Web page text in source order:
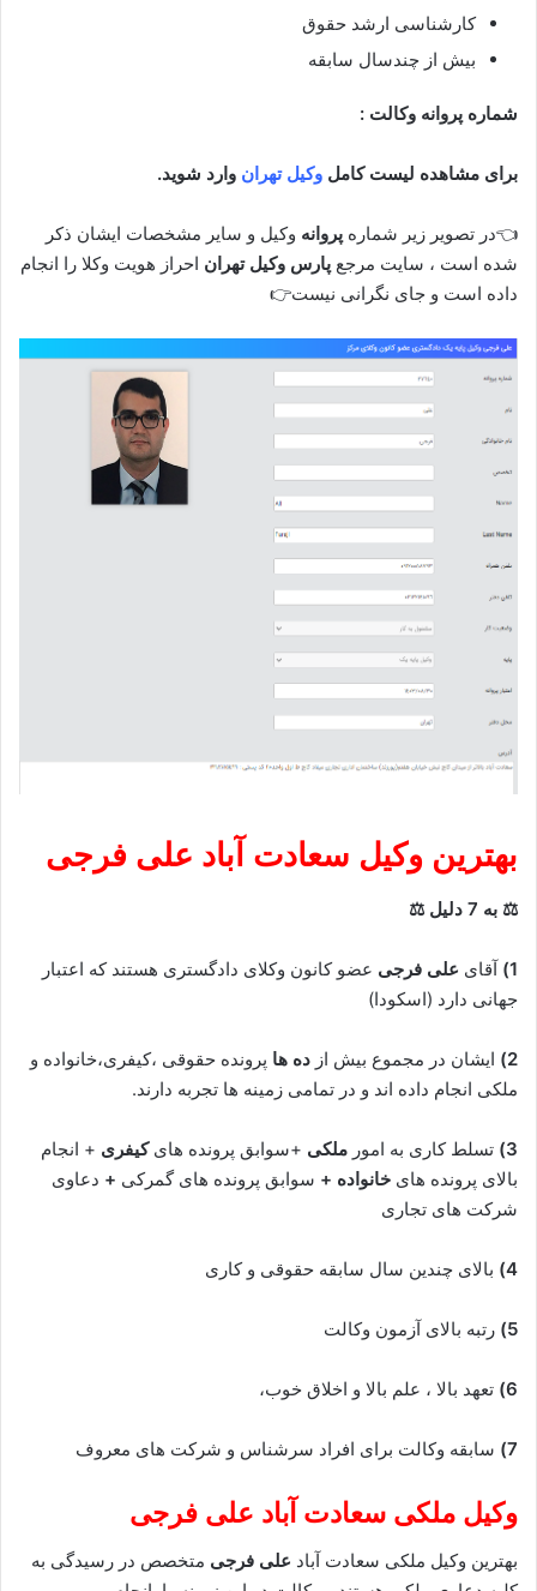
کارشناسی ارشد حقوق
بیش از چندسال سابقه
شماره پروانه وکالت :
برای مشاهده لیست کامل وکیل تهران وارد شوید.
👈در تصویر زیر شماره پروانه وکیل و سایر مشخصات ایشان ذکر
شده است ، سایت مرجع پارس وکیل تهران احراز هویت وکلا را انجام
داده است و جای نگرانی نیست👉
بهترین وکیل سعادت آباد علی فرجی
⚖ به 7 دلیل ⚖
1) آقای علی فرجی عضو کانون وکلای دادگستری هستند که اعتبار
جهانی دارد (اسکودا)
2) ایشان در مجموع بیش از ده ها پرونده حقوقی ،کیفری،خانواده و
ملکی انجام داده اند و در تمامی زمینه ها تجربه دارند.
3) تسلط کاری به امور ملکی +سوابق پرونده هایکیفری + انجام
بالای پرونده های خانواده + سوابق پرونده های گمرکی + دعاوی
شرکت های تجاری
4) بالای چندین سال سابقه حقوقی و کاری
5) رتبه بالای آزمون وکالت
6) تعهد بالا ، علم بالا و اخلاق خوب،
7) سابقه وکالت برای افراد سرشناس و شرکت های معروف
وکیل ملکی سعادت آباد علی فرجی
بهترین وکیل ملکی سعادت آباد علی فرجی متخصص در رسیدگی به